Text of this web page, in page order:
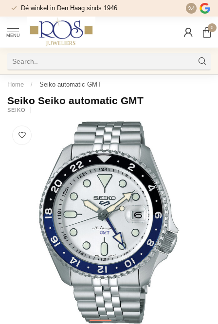
Dé winkel in Den Haag sinds 1946 9.4
MENU
0
Home / Seiko automatic GMT
Seiko Seiko automatic GMT
SEIKO